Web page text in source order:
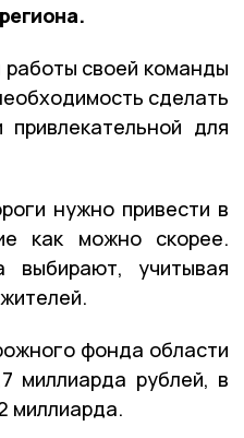
своей команды
сделать
для
нужно привести в
как можно скорее.
выбирают, учитывая
фонда области
миллиарда рублей, в
миллиарда.